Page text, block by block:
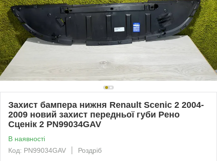
Захист бампера нижня Renault Scenic 2 2004-
2009 новий захист передньої губи Рено
Сценік 2 PN99034GAV
В наявності
Код: PN99034GAV
Роздріб